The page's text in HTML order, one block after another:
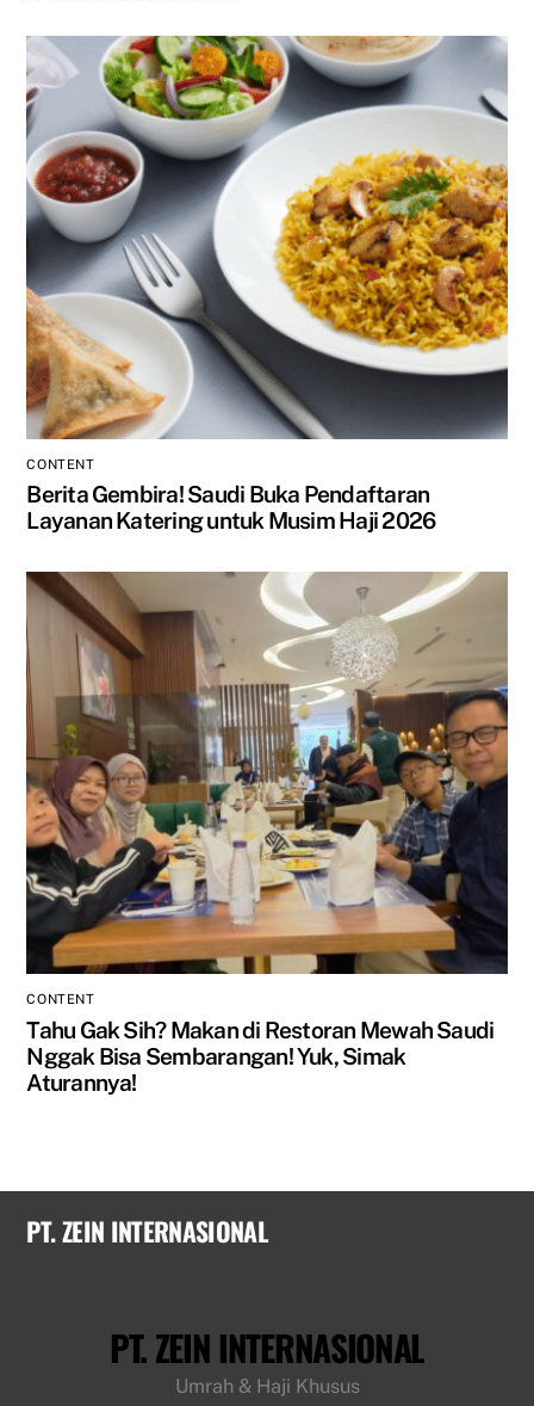
CONTENT
Berita Gembira! Saudi Buka Pendaftaran
Layanan Katering untuk Musim Haji 2026
CONTENT
Tahu Gak Sih? Makan di Restoran Mewah Saudi
Nggak Bisa Sembarangan! Yuk, Simak
Aturannya!
PT. ZEIN INTERNASIONAL
PT. ZEIN INTERNASIONAL
Umrah & Haji Khusus